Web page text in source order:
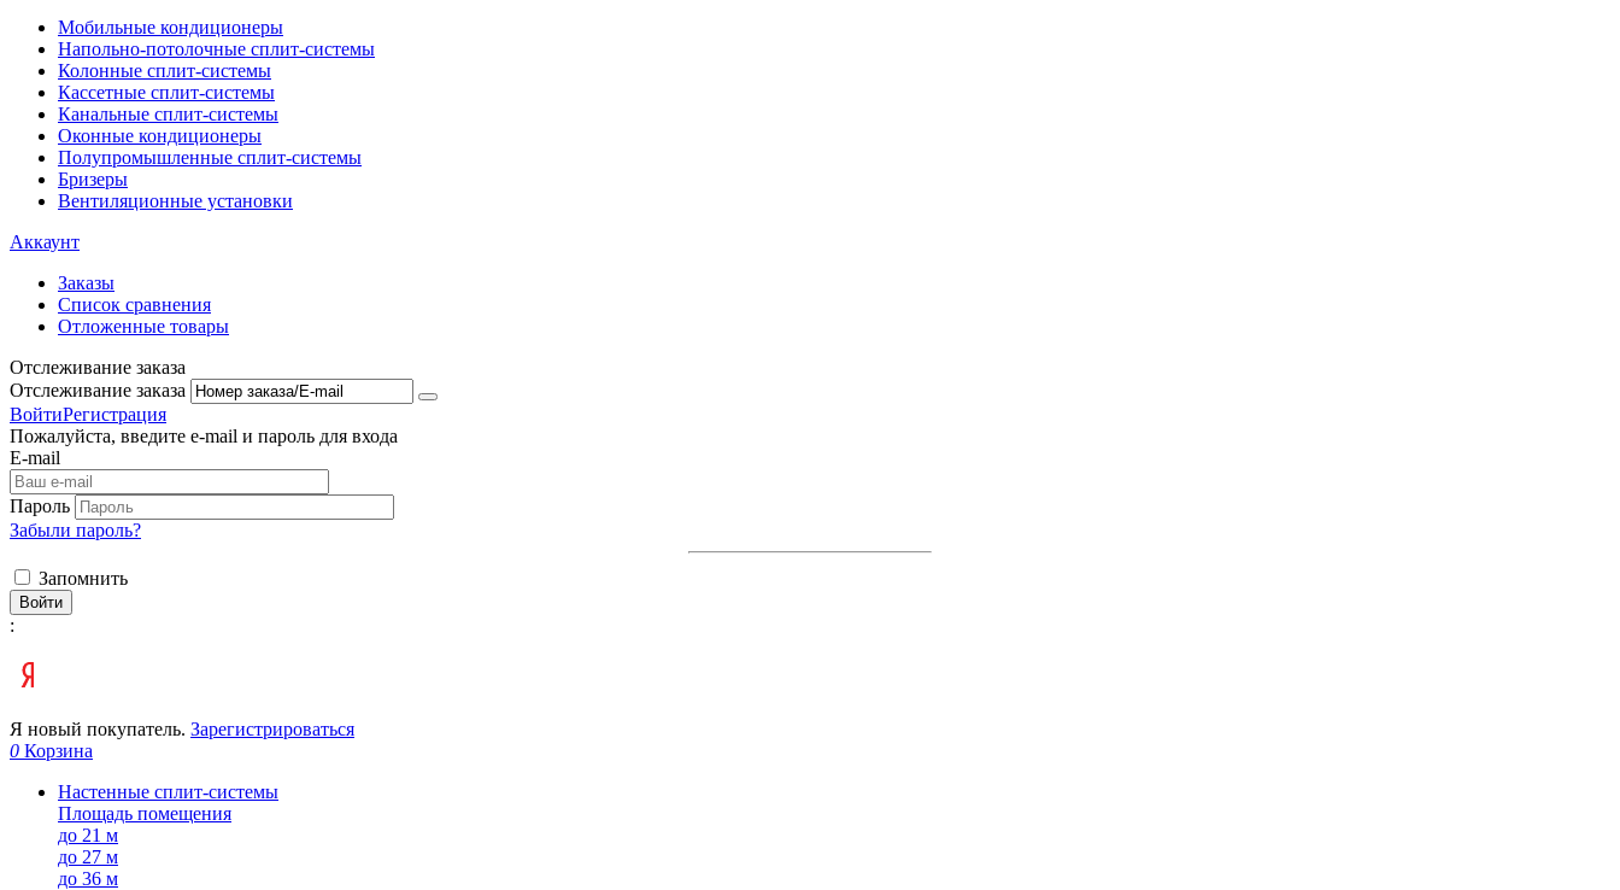
Мобильные кондиционеры
Напольно-потолоч​ные ​сплит-системы
Колонные ​​сплит-системы
Кассетные сплит-системы
Канальные сплит-системы
Оконные кондиционеры
Полупромышленные сплит-системы
Бризеры
Вентиляционные установки
Аккаунт
Заказы
Список сравнения
Отложенные товары
Отслеживание заказа
Отслеживание заказа
ВойтиРегистрация
Пожалуйста, введите e-mail и пароль для входа
E-mail
Пароль
Забыли пароль?
Запомнить
Войти
:
Я новый покупатель. Зарегистрироваться
0 Корзина
Настенные сплит-системы
Площадь помещения
до 21 м
до 27 м
до 36 м